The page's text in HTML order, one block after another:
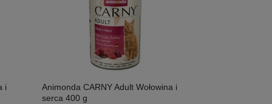
i
Animonda CARNY Adult Wołowina i
serca 400 g